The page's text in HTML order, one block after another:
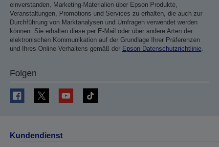
einverstanden, Marketing-Materialien über Epson Produkte,
Veranstaltungen, Promotions und Services zu erhalten, die auch zur
Durchführung von Marktanalysen und Umfragen verwendet werden
können. Sie erhalten diese per E-Mail oder über andere Arten der
elektronischen Kommunikation auf der Grundlage Ihrer Präferenzen
und Ihres Online-Verhaltens gemäß der Epson Datenschutzrichtlinie
Folgen
Kundendienst